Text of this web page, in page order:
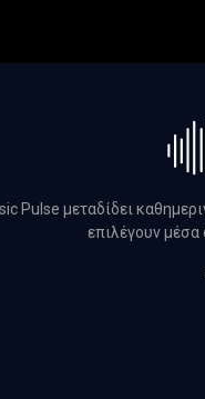
Pulse μεταδίδει
επιλέγουν μέσα